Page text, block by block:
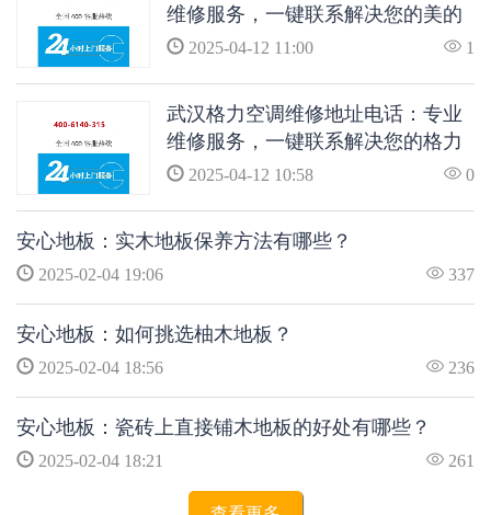
维修服务，一键联系解决您的美的
空调问题
2025-04-12 11:00 1
武汉格力空调维修地址电话：专业
维修服务，一键联系解决您的格力
空调问题
2025-04-12 10:58 0
安心地板：实木地板保养方法有哪些？
2025-02-04 19:06 337
安心地板：如何挑选柚木地板？
2025-02-04 18:56 236
安心地板：瓷砖上直接铺木地板的好处有哪些？
2025-02-04 18:21 261